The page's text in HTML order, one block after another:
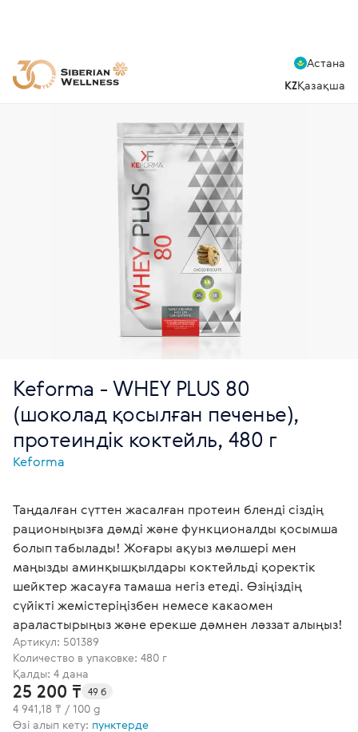
Астана
KZҚазақша
Keforma - WHEY PLUS 80
(шоколад қосылған печенье),
протеиндік коктейль, 480 г
Keforma
Таңдалған сүттен жасалған протеин бленді сіздің
рационыңызға дәмді және функционалды қосымша
болып табылады! Жоғары ақуыз мөлшері мен
маңызды аминқышқылдары коктейльді қоректік
шейктер жасауға тамаша негіз етеді. Өзіңіздің
сүйікті жемістеріңізбен немесе какаомен
араластырыңыз және ерекше дәмнен ләззат алыңыз!
Артикул: 501389
Количество в упаковке: 480 г
Қалды: 4 дана
25 200 ₸ 49 б
4 941,18 ₸ / 100 g
Өзі алып кету: пунктерде